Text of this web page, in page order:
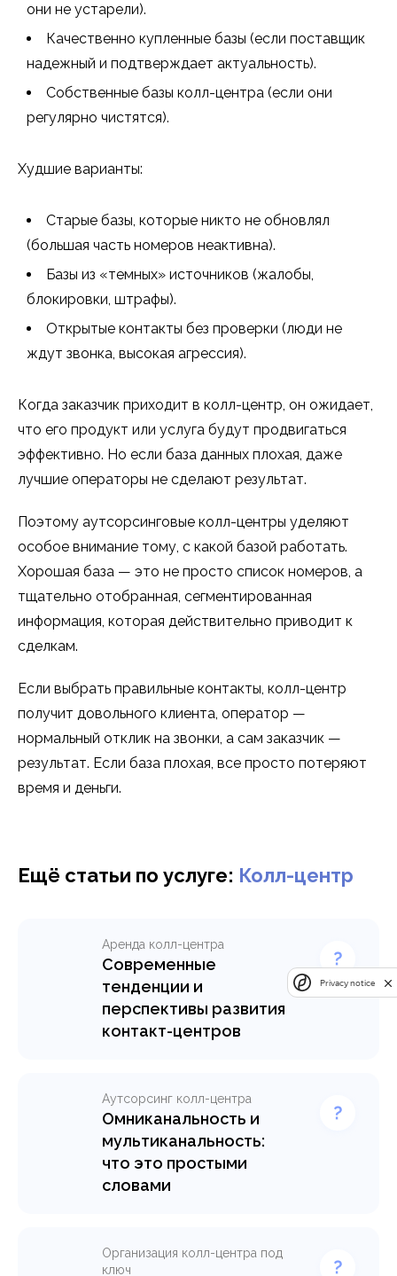
они не устарели).
Качественно купленные базы (если поставщик
надежный и подтверждает актуальность).
Собственные базы колл-центра (если они
регулярно чистятся).
Худшие варианты:
Старые базы, которые никто не обновлял
(большая часть номеров неактивна).
Базы из «темных» источников (жалобы,
блокировки, штрафы).
Открытые контакты без проверки (люди не
ждут звонка, высокая агрессия).
Когда заказчик приходит в колл-центр, он ожидает,
что его продукт или услуга будут продвигаться
эффективно. Но если база данных плохая, даже
лучшие операторы не сделают результат.
Поэтому аутсорсинговые колл-центры уделяют
особое внимание тому, с какой базой работать.
Хорошая база — это не просто список номеров, а
тщательно отобранная, сегментированная
информация, которая действительно приводит к
сделкам.
Если выбрать правильные контакты, колл-центр
получит довольного клиента, оператор —
нормальный отклик на звонки, а сам заказчик —
результат. Если база плохая, все просто потеряют
время и деньги.
Ещё статьи по услуге: Колл-центр
Аренда колл-центра
Современные
тенденции и
перспективы развития
контакт-центров
трансформируются в
цифровые экосистемы.
Технологии ИИ,
омниканальность,
персонализация и
удалённая работа — всё о
Аутсорсинг колл-центра
Омниканальность и
мультиканальность:
что это простыми
словами
от мультиканальности на
примерах. Как внедрить
Организация колл-центра под
ключ
Privacy notice